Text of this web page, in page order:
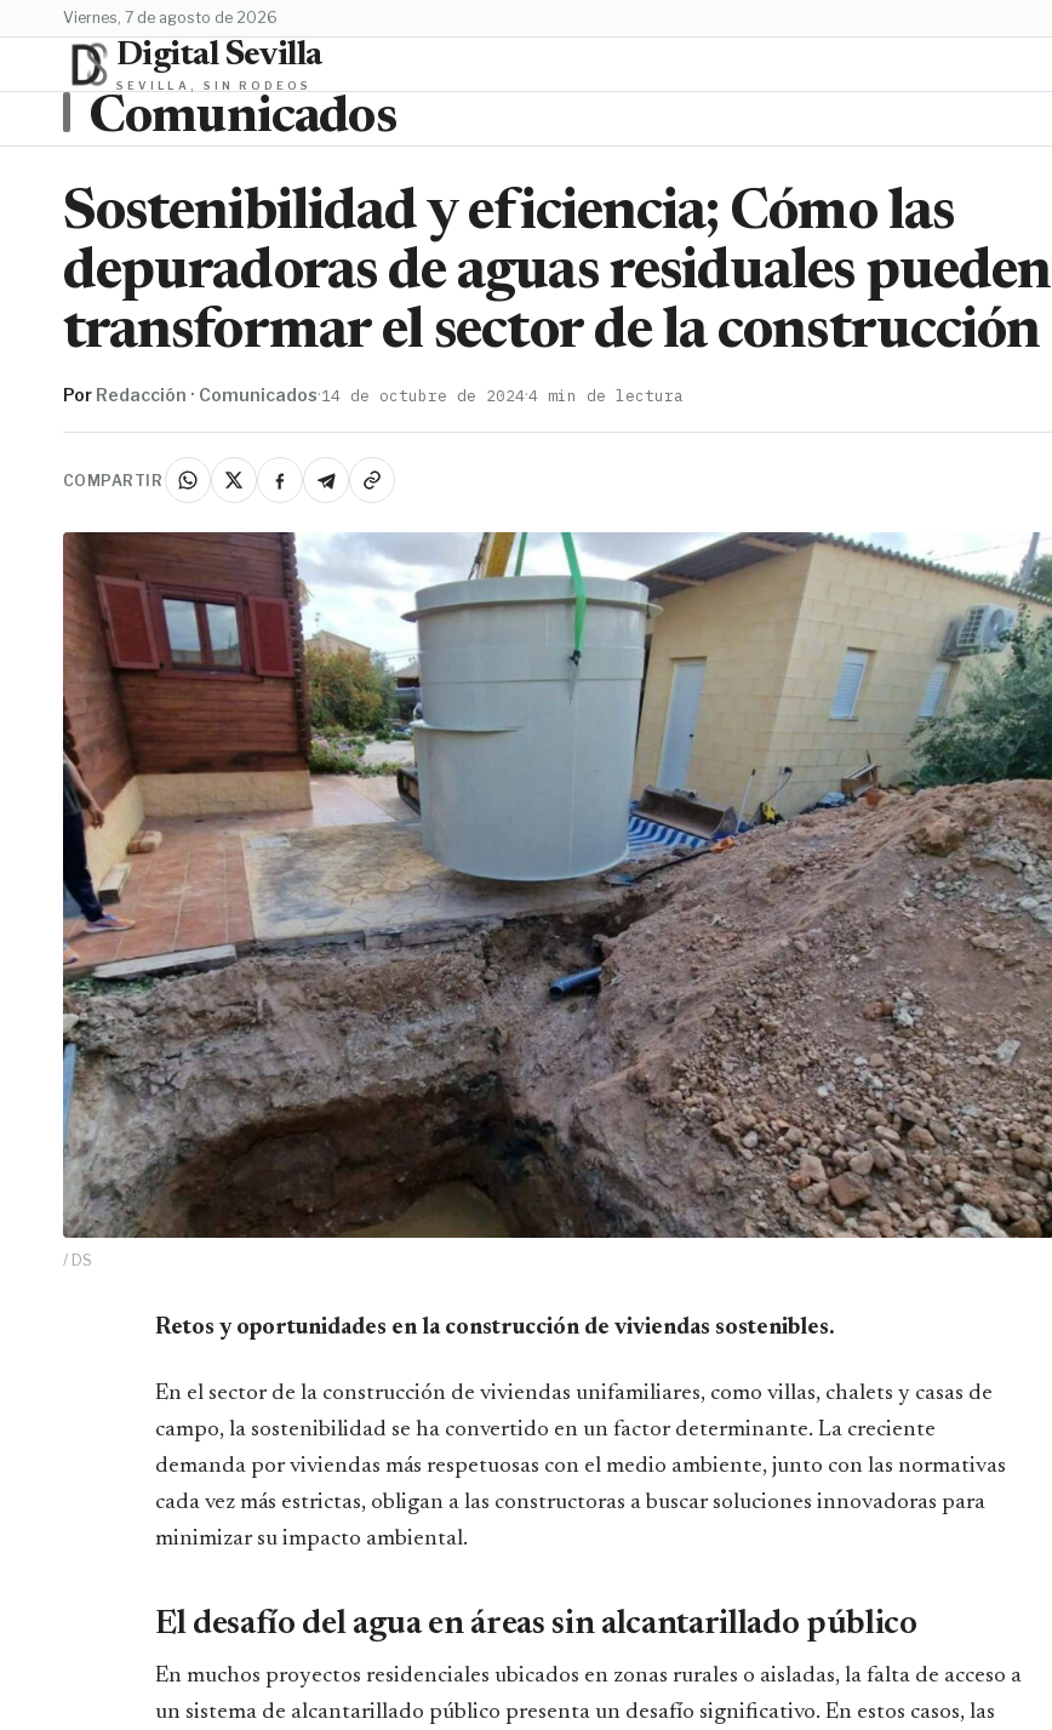
viernes, 7 de agosto de 2026
Digital Sevilla
SEVILLA, SIN RODEOS
Comunicados
Sostenibilidad y eficiencia; Cómo las
depuradoras de aguas residuales pueden
transformar el sector de la construcción
Por Redacción · Comunicados·14 de octubre de 2024·4 min de lectura
COMPARTIR
/ DS
Retos y oportunidades en la construcción de viviendas sostenibles.
En el sector de la construcción de viviendas unifamiliares, como villas, chalets y casas de
campo, la sostenibilidad se ha convertido en un factor determinante. La creciente
demanda por viviendas más respetuosas con el medio ambiente, junto con las normativas
cada vez más estrictas, obligan a las constructoras a buscar soluciones innovadoras para
minimizar su impacto ambiental.
El desafío del agua en áreas sin alcantarillado público
En muchos proyectos residenciales ubicados en zonas rurales o aisladas, la falta de acceso a
un sistema de alcantarillado público presenta un desafío significativo. En estos casos, las